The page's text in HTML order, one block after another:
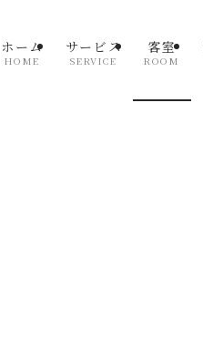
ホーム
HOME
サービス
SERVICE
客室
ROOM